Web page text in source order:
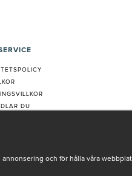
DU
och för hålla våra